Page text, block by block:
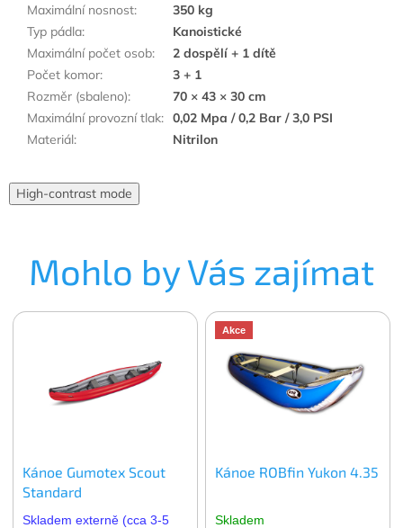
Maximální nosnost:
350 kg
Typ pádla:
Kanoistické
Maximální počet osob:
2 dospělí + 1 dítě
Počet komor:
3 + 1
Rozměr (sbaleno):
70 × 43 × 30 cm
Maximální provozní tlak: 0,02 Mpa / 0,2 Bar / 3,0 PSI
Materiál: Nitrilon
High-contrast mode
Mohlo by Vás zajímat
Kánoe Gumotex Scout
Standard
Skladem externě (cca 3-5
Akce
Kánoe ROBfin Yukon 4.35
Skladem